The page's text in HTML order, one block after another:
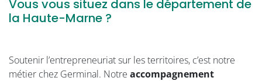
Vous vous situez dans le département de
la Haute-Marne ?
Soutenir l’entrepreneuriat sur les territoires, c’est notre
métier chez Germinal. Notre accompagnement